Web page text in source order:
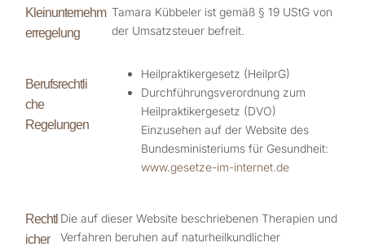
Kleinunternehm
erregelung
Tamara Kübbeler ist gemäß § 19 UStG von
der Umsatzsteuer befreit.
Berufsrechtli
che
Regelungen
Heilpraktikergesetz (HeilprG)
Durchführungsverordnung zum
Heilpraktikergesetz (DVO)
Einzusehen auf der Website des
Bundesministeriums für Gesundheit:
www.gesetze-im-internet.de
Rechtl
icher
Die auf dieser Website beschriebenen Therapien und
Verfahren beruhen auf naturheilkundlicher